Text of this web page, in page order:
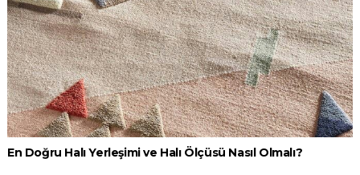
En Doğru Halı Yerleşimi ve Halı Ölçüsü Nasıl Olmalı?